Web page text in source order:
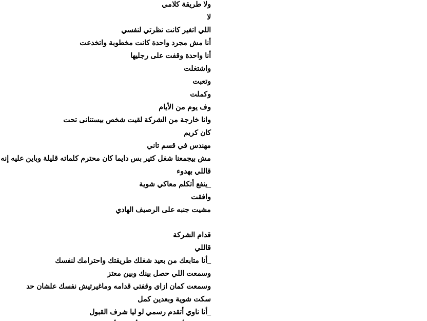
ولا طريقة كلامي
اللي اتغير كانت نظرتي لنفسي
أنا مش مجرد واحدة كانت مخطوبة واتخدعت
أنا واحدة وقفت على رجليها
واشتغلت
وتعبت
وكملت
وف يوم من الأيام
وانا خارجة من الشركة لقيت شخص بيستنانى تحت
كان كريم
مهندس في قسم تاني
مش بيجمعنا شغل كتير بس دايما كان محترم كلماته قليلة وباين عليه إنه
قاللي بهدوء
_ينفع أتكلم معاكي شوية
وافقت
مشيت جنبه على الرصيف الهادي
قدام الشركة
قاللي
_أنا متابعك من بعيد شغلك طريقتك واحترامك لنفسك
وسمعت اللي حصل بينك وبين معتز
وسمعت كمان ازاي وقفتي قدامه وماغيرتيش نفسك علشان حد
سكت شوية وبعدين كمل
_أنا ناوي أتقدم رسمي لو ليا شرف القبول